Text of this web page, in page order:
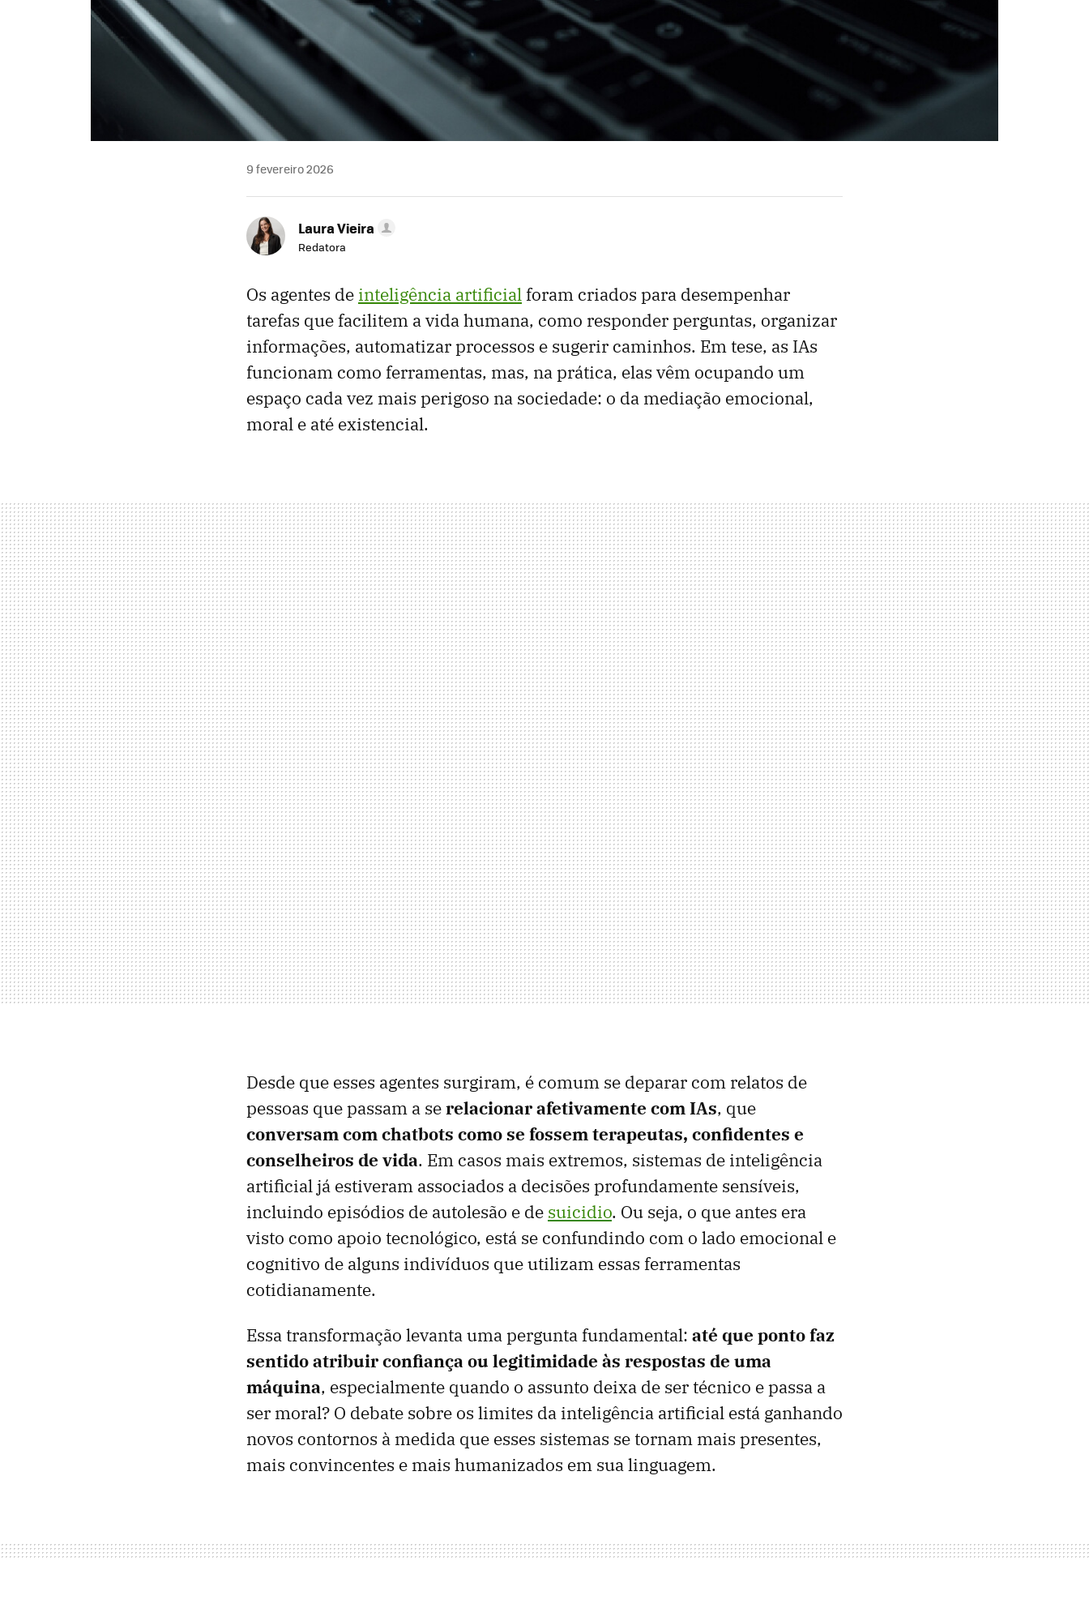
9 fevereiro 2026
Laura Vieira
Redatora
Os agentes de inteligência artificial foram criados para desempenhar
tarefas que facilitem a vida humana, como responder perguntas, organizar
informações, automatizar processos e sugerir caminhos. Em tese, as IAs
funcionam como ferramentas, mas, na prática, elas vêm ocupando um
espaço cada vez mais perigoso na sociedade: o da mediação emocional,
moral e até existencial.
Desde que esses agentes surgiram, é comum se deparar com relatos de
pessoas que passam a serelacionar afetivamente com IAs, que
conversam com chatbots como se fossem terapeutas, confidentes e
conselheiros de vida. Em casos mais extremos, sistemas de inteligência
artificial já estiveram associados a decisões profundamente sensíveis,
incluindo episódios de autolesão e de suicidio. Ou seja, o que antes era
visto como apoio tecnológico, está se confundindo com o lado emocional e
cognitivo de alguns indivíduos que utilizam essas ferramentas
cotidianamente.
Essa transformação levanta uma pergunta fundamental: até que ponto faz
sentido atribuir confiança ou legitimidade às respostas de uma
máquina, especialmente quando o assunto deixa de ser técnico e passa a
ser moral? O debate sobre os limites da inteligência artificial está ganhando
novos contornos à medida que esses sistemas se tornam mais presentes,
mais convincentes e mais humanizados em sua linguagem.